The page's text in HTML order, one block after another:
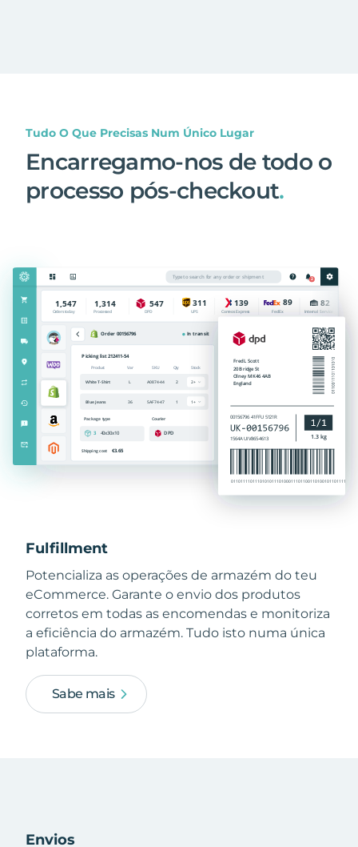
Tudo O Que Precisas Num Único Lugar
Encarregamo-nos de todo o
processo pós-checkout.
Fulfillment
Potencializa as operações de armazém do teu
eCommerce. Garante o envio dos produtos
corretos em todas as encomendas e monitoriza
a eficiência do armazém. Tudo isto numa única
plataforma.
Sabe mais
Envios